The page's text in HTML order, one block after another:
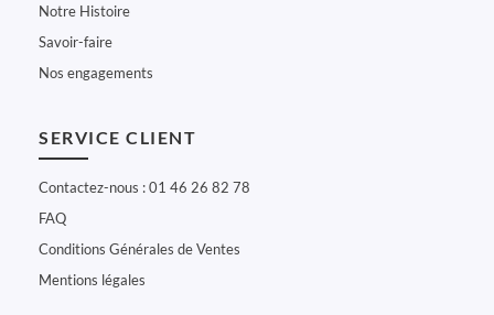
Notre Histoire
Savoir-faire
Nos engagements
SERVICE CLIENT
Contactez-nous : 01 46 26 82 78
FAQ
Conditions Générales de Ventes
Mentions légales